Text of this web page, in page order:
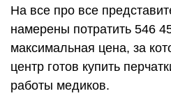
На все про все
намерены потратить 546
максимальная цена, за
центр готов купить
работы медиков.